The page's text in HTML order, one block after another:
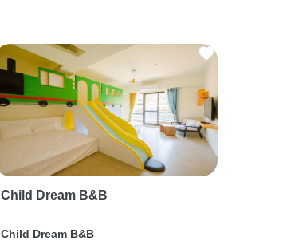
Child Dream B&B
Child Dream B&B